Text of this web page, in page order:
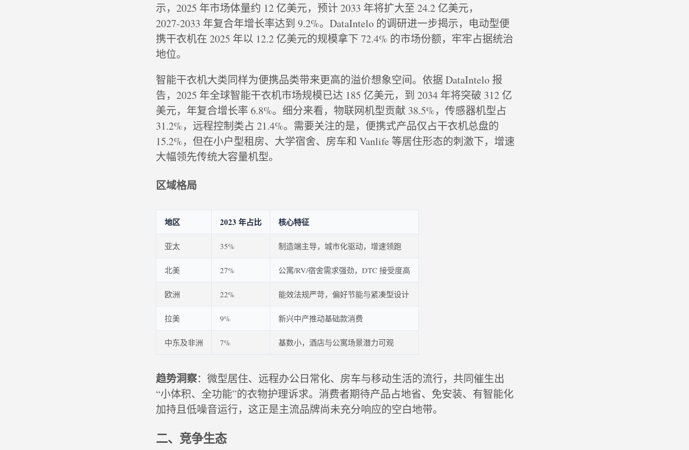
示，2025 年市场体量约 12 亿美元，预计 2033 年将扩大至 24.2 亿美元，
2027‑2033 年复合年增长率达到 9.2%。DataIntelo 的调研进一步揭示，电动型便
携干衣机在 2025 年以 12.2 亿美元的规模拿下 72.4% 的市场份额，牢牢占据统治
地位。
智能干衣机大类同样为便携品类带来更高的溢价想象空间。依据 DataIntelo 报
告，2025 年全球智能干衣机市场规模已达 185 亿美元，到 2034 年将突破 312 亿
美元，年复合增长率 6.8%。细分来看，物联网机型贡献 38.5%，传感器机型占
31.2%，远程控制类占 21.4%。需要关注的是，便携式产品仅占干衣机总盘的
15.2%，但在小户型租房、大学宿舍、房车和 Vanlife 等居住形态的刺激下，增速
大幅领先传统大容量机型。
区域格局
地区 2023 年占比 核心特征
亚太 35% 制造端主导，城市化驱动，增速领跑
北美 27% 公寓/RV/宿舍需求强劲，DTC 接受度高
欧洲 22% 能效法规严苛，偏好节能与紧凑型设计
拉美 9% 新兴中产推动基础款消费
中东及非洲 7% 基数小，酒店与公寓场景潜力可观
趋势洞察：微型居住、远程办公日常化、房车与移动生活的流行，共同催生出
“小体积、全功能”的衣物护理诉求。消费者期待产品占地省、免安装、有智能化
加持且低噪音运行，这正是主流品牌尚未充分响应的空白地带。
二、竞争生态